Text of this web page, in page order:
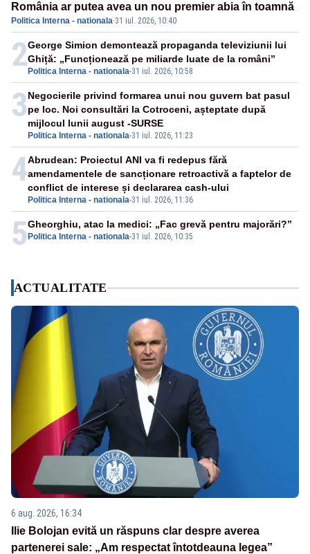
România ar putea avea un nou premier abia în toamnă
Politica Interna - nationala·31 iul. 2026, 10:40
2 Politica Interna - nationala-31 iul. 2026, 10:58
George Simion demontează propaganda televiziunii lui
Ghiță: „Funcționează pe miliarde luate de la români”
3
Politica Interna - nationala-31 iul. 2026, 11:23
Negocierile privind formarea unui nou guvern bat pasul
pe loc. Noi consultări la Cotroceni, așteptate după
mijlocul lunii august -SURSE
4
Politica Interna - nationala-31 iul. 2026, 11:36
Abrudean: Proiectul ANI va fi redepus fără
amendamentele de sancționare retroactivă a faptelor de
conflict de interese și declararea cash-ului
5 Politica Interna - nationala-31 iul. 2026, 10:35
Gheorghiu, atac la medici: „Fac grevă pentru majorări?”
ACTUALITATE
6 aug. 2026, 16:34
Ilie Bolojan evită un răspuns clar despre averea
partenerei sale: „Am respectat întotdeauna legea”